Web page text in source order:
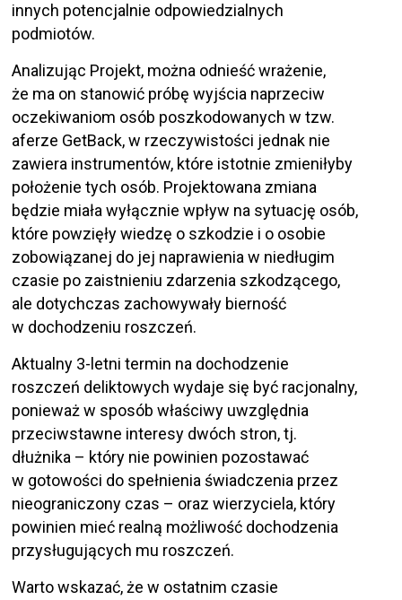
innych potencjalnie odpowiedzialnych
podmiotów.
Analizując Projekt, można odnieść wrażenie,
że ma on stanowić próbę wyjścia naprzeciw
oczekiwaniom osób poszkodowanych w tzw.
aferze GetBack, w rzeczywistości jednak nie
zawiera instrumentów, które istotnie zmieniłyby
położenie tych osób. Projektowana zmiana
będzie miała wyłącznie wpływ na sytuację osób,
które powzięły wiedzę o szkodzie i o osobie
zobowiązanej do jej naprawienia w niedługim
czasie po zaistnieniu zdarzenia szkodzącego,
ale dotychczas zachowywały bierność
w dochodzeniu roszczeń.
Aktualny 3-letni termin na dochodzenie
roszczeń deliktowych wydaje się być racjonalny,
ponieważ w sposób właściwy uwzględnia
przeciwstawne interesy dwóch stron, tj.
dłużnika – który nie powinien pozostawać
w gotowości do spełnienia świadczenia przez
nieograniczony czas – oraz wierzyciela, który
powinien mieć realną możliwość dochodzenia
przysługujących mu roszczeń.
Warto wskazać, że w ostatnim czasie